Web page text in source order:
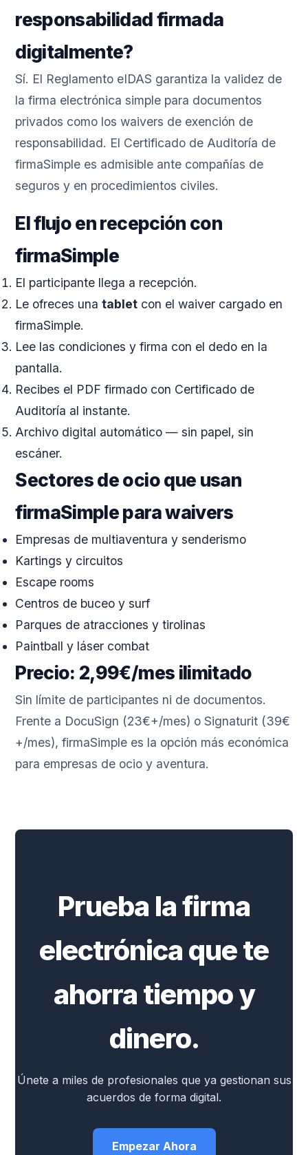
responsabilidad firmada
digitalmente?
Sí. El Reglamento eIDAS garantiza la validez de
la firma electrónica simple para documentos
privados como los waivers de exención de
responsabilidad. El Certificado de Auditoría de
firmaSimple es admisible ante compañías de
seguros y en procedimientos civiles.
El flujo en recepción con
firmaSimple
El participante llega a recepción.
Le ofreces unatablet con el waiver cargado en
firmaSimple.
Lee las condiciones y firma con el dedo en la
pantalla.
Recibes el PDF firmado con Certificado de
Auditoría al instante.
Archivo digital automático — sin papel, sin
escáner.
Sectores de ocio que usan
firmaSimple para waivers
Empresas de multiaventura y senderismo
Kartings y circuitos
Escape rooms
Centros de buceo y surf
Parques de atracciones y tirolinas
Paintball y láser combat
Precio: 2,99€/mes ilimitado
Sin límite de participantes ni de documentos.
Frente a DocuSign (23€+/mes) o Signaturit (39€
+/mes), firmaSimple es la opción más económica
para empresas de ocio y aventura.
Prueba la firma
electrónica que te
ahorra tiempo y
dinero.
Únete a miles de profesionales que ya gestionan sus
acuerdos de forma digital.
Empezar Ahora